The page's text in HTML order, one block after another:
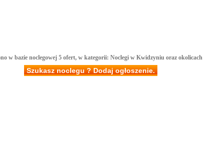
w bazie noclegowej 5 ofert, w kategorii: Noclegi w Kwidzyniu oraz okolicach
Szukasz noclegu ? Dodaj ogłoszenie.